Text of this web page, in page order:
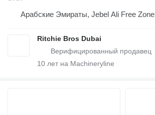
Арабские Эмираты, Jebel Ali Free Zone
Ritchie Bros Dubai
10 лет на Machineryline